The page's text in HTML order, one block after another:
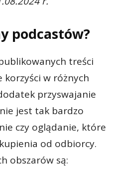
podcastów?
treści
korzyści w różnych
przyswajanie
jest tak bardzo
czy oglądanie, które
od odbiorcy.
obszarów są: